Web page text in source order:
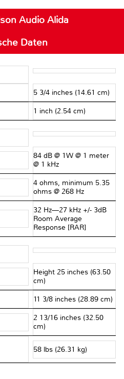
Audio Alida
Daten
5 3/4 inches (14.61 cm)
1 inch (2.54 cm)
84 dB @ 1W @ 1 meter
@ 1 kHz
4 ohms, minimum 5.35
ohms @ 268 Hz
32 Hz—27 kHz +/- 3dB
Room Average
Response [RAR]
Height 25 inches (63.50
cm)
11 3/8 inches (28.89 cm)
2 13/16 inches (32.50
cm)
58 lbs (26.31 kg)